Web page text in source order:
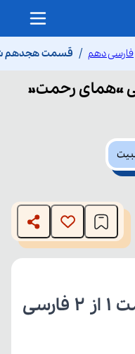
فارسی دهم قسمت هجدهم
«همای رحمت»
The media could not
or network failed or